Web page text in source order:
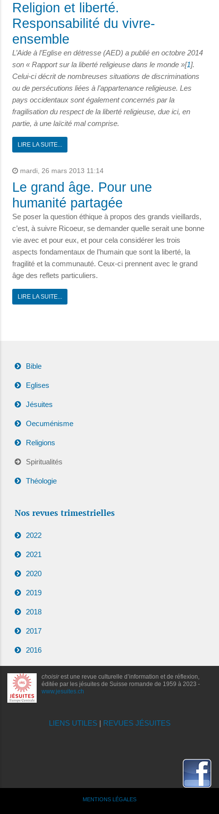
Religion et liberté.
Responsabilité du vivre-
ensemble
L’Aide à l’Eglise en détresse (AED) a publié en octobre 2014
son « Rapport sur la liberté religieuse dans le monde »[1].
Celui-ci décrit de nombreuses situations de discriminations
ou de persécutions liées à l’appartenance religieuse. Les
pays occidentaux sont également concernés par la
fragilisation du respect de la liberté religieuse, due ici, en
partie, à une laïcité mal comprise.
LIRE LA SUITE...
mardi, 26 mars 2013 11:14
Le grand âge. Pour une
humanité partagée
Se poser la question éthique à propos des grands vieillards,
c’est, à suivre Ricoeur, se demander quelle serait une bonne
vie avec et pour eux, et pour cela considérer les trois
aspects fondamentaux de l’humain que sont la liberté, la
fragilité et la communauté. Ceux-ci prennent avec le grand
âge des reflets particuliers.
LIRE LA SUITE...
Bible
Eglises
Jésuites
Oecuménisme
Religions
Spiritualités
Théologie
Nos revues trimestrielles
2022
2021
2020
2019
2018
2017
2016
choisirest une revue culturelle d’information et de réflexion,
éditée par les jésuites de Suisse romande de 1959 à 2023 -
www.jesuites.ch
LIENS UTILES| REVUES JÉSUITES
MENTIONS LÉGALES